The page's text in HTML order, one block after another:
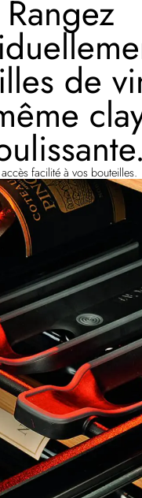
Rangez
de
facilité à vos bouteilles.